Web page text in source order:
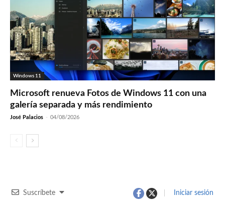
Windows 11
Microsoft renueva Fotos de Windows 11 con una
galería separada y más rendimiento
José Palacios - 04/08/2026
Suscríbete Iniciar sesión